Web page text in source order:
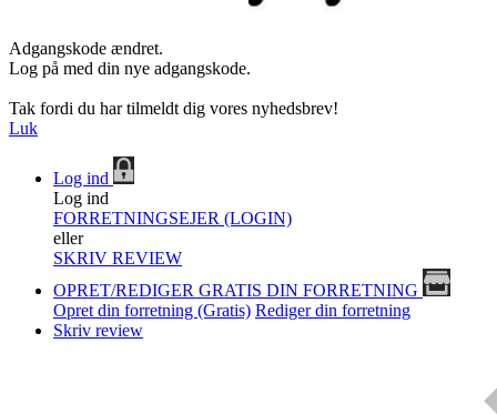
Adgangskode ændret.
Log på med din nye adgangskode.
Tak fordi du har tilmeldt dig vores nyhedsbrev!
Luk
Log ind
Log ind
FORRETNINGSEJER (LOGIN)
eller
SKRIV REVIEW
OPRET/REDIGER GRATIS DIN FORRETNING
Opret din forretning (Gratis) Rediger din forretning
Skriv review